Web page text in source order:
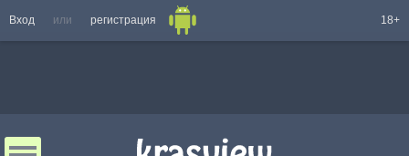
Вход или регистрация 18+